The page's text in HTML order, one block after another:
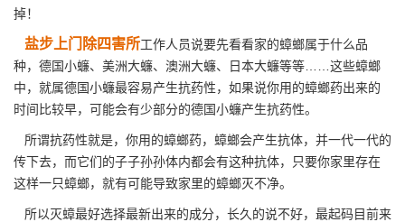
掉！
盐步上门除四害所工作人员说要先看看家的蟑螂属于什么品
种，德国小蠊、美洲大蠊、澳洲大蠊、日本大蠊等等……这些蟑螂
中，就属德国小蠊最容易产生抗药性，如果说你用的蟑螂药出来的
时间比较早，可能会有少部分的德国小蠊产生抗药性。
所谓抗药性就是，你用的蟑螂药，蟑螂会产生抗体，并一代一代的
传下去，而它们的子子孙孙体内都会有这种抗体，只要你家里存在
这样一只蟑螂，就有可能导致家里的蟑螂灭不净。
所以灭蟑最好选择最新出来的成分，长久的说不好，最起码目前来